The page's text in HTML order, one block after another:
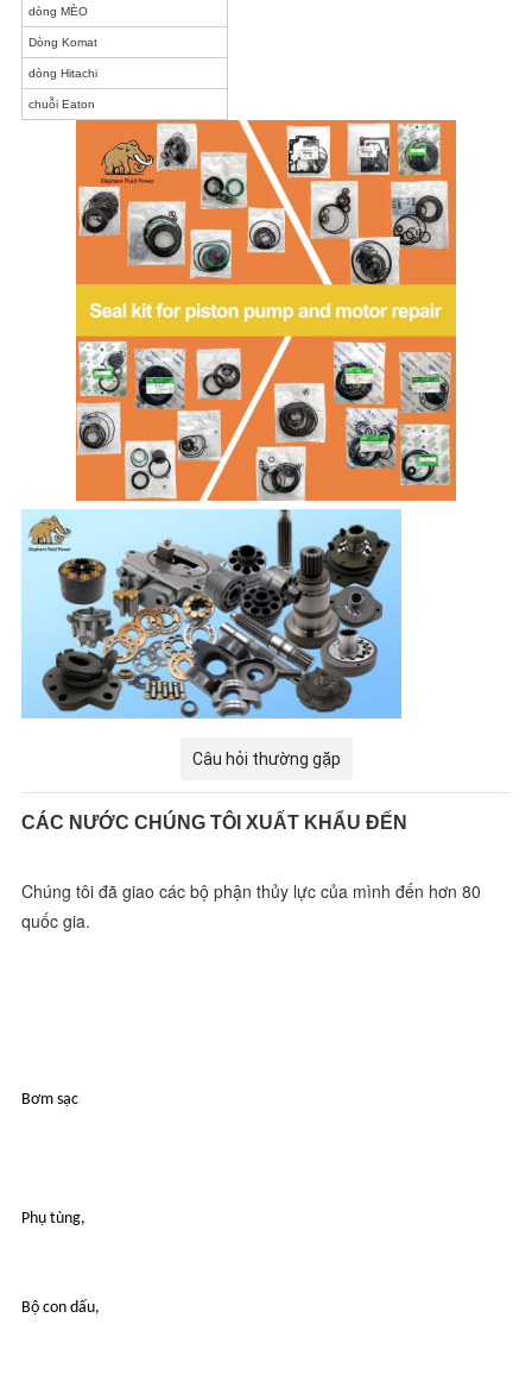
dòng MÈO
Dòng Komat
dòng Hitachi
chuỗi Eaton
Câu hỏi thường gặp
CÁC NƯỚC CHÚNG TÔI XUẤT KHẨU ĐẾN
Chúng tôi đã giao các bộ phận thủy lực của mình đến hơn 80
quốc gia.
Bơm sạc
Phụ tùng,
Bộ con dấu,